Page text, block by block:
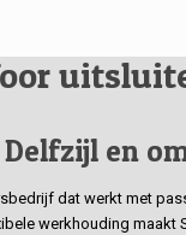
en
dat werkt met
werkhouding